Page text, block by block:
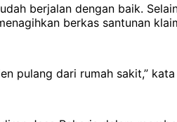
berjalan dengan baik.
berkas santunan
pulang dari rumah sakit,” kata